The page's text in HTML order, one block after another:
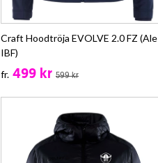
Craft Hoodtröja EVOLVE 2.0 FZ (Ale
IBF)
fr. 499 kr 599 kr